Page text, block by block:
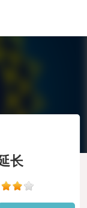
长